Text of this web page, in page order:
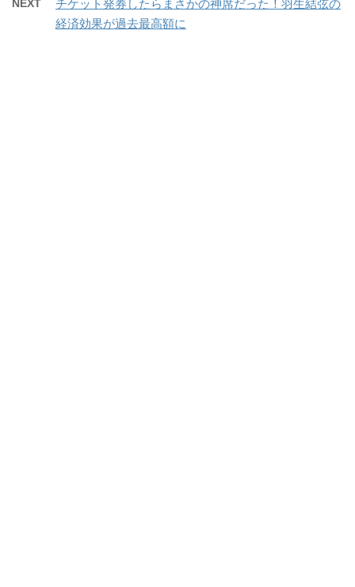
NEXT
チケット発券したらまさかの神席だった！羽生結弦の
経済効果が過去最高額に